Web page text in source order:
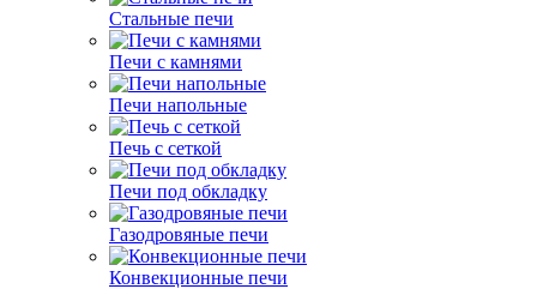
Стальные печи
Печи с камнями
Печи напольные
Печь с сеткой
Печи под обкладку
Газодровяные печи
Конвекционные печи